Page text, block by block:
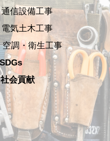
通信設備工事
電気土木工事
空調・衛生工事
SDGs
社会貢献